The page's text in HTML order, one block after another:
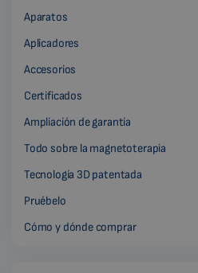
Aparatos
Aplicadores
Accesorios
Certificados
Ampliación de garantía
Todo sobre la magnetoterapia
Tecnología 3D patentada
Pruébelo
Cómo y dónde comprar